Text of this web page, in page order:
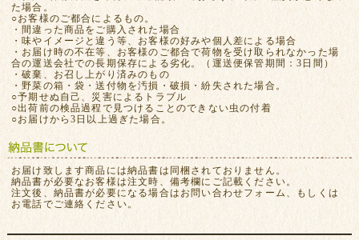
た場合。
○お客様のご都合によるもの。
・間違った商品をご購入された場合
・味やイメージと違う等、お客様の好みや個人差による場合
・お届け時の不在等、お客様のご都合で荷物を受け取られなかった場
合の運送会社での長期保存による劣化。（運送便保管期間：3日間）
・破棄、お召し上がり済みのもの
・野菜の箱・袋・送付物を汚損・破損・紛失された場合。
○予期せぬ自己、災害によるトラブル
○出荷前の検品過程で見つけることのできない虫の付着
○お届けから3日以上過ぎた場合。
お届け致します商品には納品書は同梱されておりません。
納品書が必要なお客様は注文時、備考欄にご記載ください。
注文後、納品書が必要になる場合はお問い合わせフォーム、もしくは
お電話でご連絡ください。